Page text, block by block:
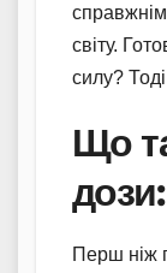
світу.
силу?
Що
Перш ніж